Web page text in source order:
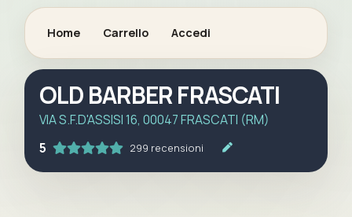
Home Carrello Accedi
OLD BARBER FRASCATI
VIA S.F.D'ASSISI 16, 00047 FRASCATI (RM)
5
299 recensioni